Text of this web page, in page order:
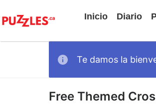
Inicio Diario
Te damos la
Free Themed